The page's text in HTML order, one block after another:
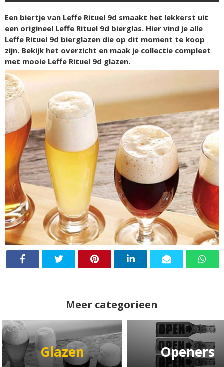
Een biertje van Leffe Rituel 9d smaakt het lekkerst uit
een origineel Leffe Rituel 9d bierglas. Hier vind je alle
Leffe Rituel 9d bierglazen die op dit moment te koop
zijn. Bekijk het overzicht en maak je collectie compleet
met mooie Leffe Rituel 9d glazen.
Meer categorieen
Glazen Openers